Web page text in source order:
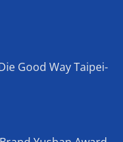
Good Way Taipei-